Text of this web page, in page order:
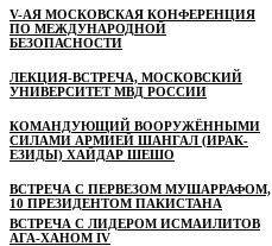
V-АЯ МОСКОВСКАЯ КОНФЕРЕНЦИЯ
ПО МЕЖДУНАРОДНОЙ
БЕЗОПАСНОСТИ
ЛЕКЦИЯ-ВСТРЕЧА, МОСКОВСКИЙ
УНИВЕРСИТЕТ МВД РОССИИ
КОМАНДУЮЩИЙ ВООРУЖЁННЫМИ
СИЛАМИ АРМИЕЙ ШАНГАЛ (ИРАК-
ЕЗИДЫ) ХАЙДАР ШЕШО
ВСТРЕЧА С ПЕРВЕЗОМ МУШАРРАФОМ,
10 ПРЕЗИДЕНТОМ ПАКИСТАНА
ВСТРЕЧА С ЛИДЕРОМ ИСМАИЛИТОВ
АГА-ХАНОМ IV